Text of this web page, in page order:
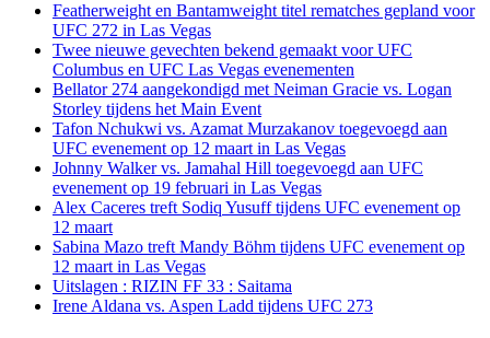
Featherweight en Bantamweight titel rematches gepland voor
UFC 272 in Las Vegas
Twee nieuwe gevechten bekend gemaakt voor UFC
Columbus en UFC Las Vegas evenementen
Bellator 274 aangekondigd met Neiman Gracie vs. Logan
Storley tijdens het Main Event
Tafon Nchukwi vs. Azamat Murzakanov toegevoegd aan
UFC evenement op 12 maart in Las Vegas
Johnny Walker vs. Jamahal Hill toegevoegd aan UFC
evenement op 19 februari in Las Vegas
Alex Caceres treft Sodiq Yusuff tijdens UFC evenement op
12 maart
Sabina Mazo treft Mandy Böhm tijdens UFC evenement op
12 maart in Las Vegas
Uitslagen : RIZIN FF 33 : Saitama
Irene Aldana vs. Aspen Ladd tijdens UFC 273